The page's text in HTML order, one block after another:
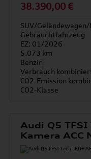
38.390,00 €
SUV/Geländewagen/
Gebrauchtfahrzeug
EZ: 01/2026
5.073 km
Benzin
Verbrauch
CO2-Emission
CO2-Klasse
Audi Q5 TFSI
Kamera ACC